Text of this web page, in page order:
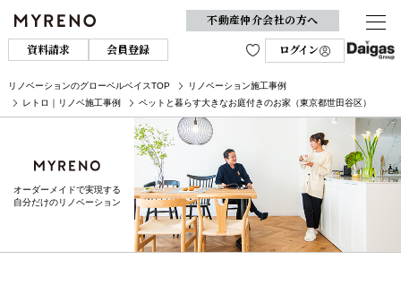
不動産仲介会社の方へ
資料請求
会員登録 ログイン
リノベーションのグローベルベイスTOP
リノベーション施工事例
レトロ｜リノベ施工事例
ペットと暮らす大きなお庭付きのお家（東京都世田谷区）
オーダーメイドで実現する
自分だけのリノベーション